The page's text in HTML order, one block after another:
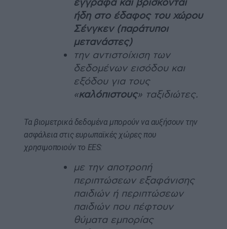
έγγραφα και βρίσκονται
ήδη στο έδαφος του χώρου
Σένγκεν (παράτυποι
μετανάστες)
την αντιστοίχιση των
δεδομένων εισόδου και
εξόδου για τους
«καλόπιστους» ταξιδιώτες.
Τα βιομετρικά δεδομένα μπορούν να αυξήσουν την
ασφάλεια στις ευρωπαϊκές χώρες που
χρησιμοποιούν το EES:
με την αποτροπή
περιπτώσεων εξαφάνισης
παιδιών ή περιπτώσεων
παιδιών που πέφτουν
θύματα εμπορίας